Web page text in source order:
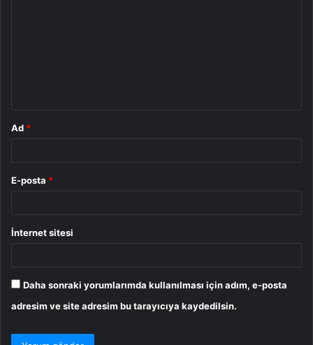
Ad *
E-posta *
İnternet sitesi
Daha sonraki yorumlarımda kullanılması için adım, e-posta
adresim ve site adresim bu tarayıcıya kaydedilsin.